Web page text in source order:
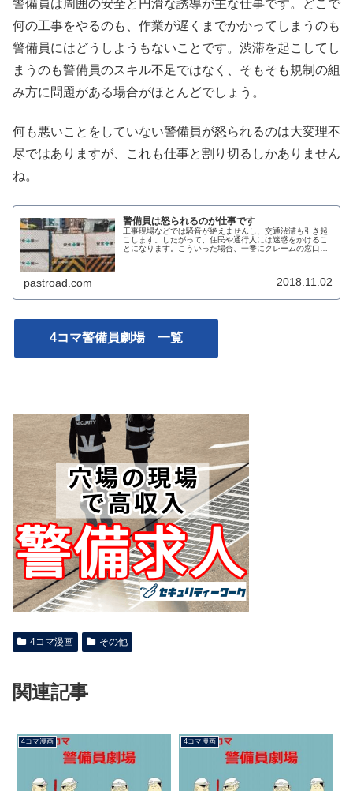
警備員は周囲の安全と円滑な誘導が主な仕事です。どこで
何の工事をやるのも、作業が遅くまでかかってしまうのも
警備員にはどうしようもないことです。渋滞を起こしてし
まうのも警備員のスキル不足ではなく、そもそも規制の組
み方に問題がある場合がほとんどでしょう。
何も悪いことをしていない警備員が怒られるのは大変理不
尽ではありますが、これも仕事と割り切るしかありません
ね。
警備員は怒られるのが仕事です
工事現場などでは騒音が絶えませんし、交通渋滞も引き起
こします。したがって、住民や通行人には迷惑をかけるこ
とになります。こういった場合、一番にクレームの窓口と
pastroad.com 2018.11.02
4コマ警備員劇場 一覧
4コマ漫画 その他
関連記事
4コマ漫画 4コマ漫画